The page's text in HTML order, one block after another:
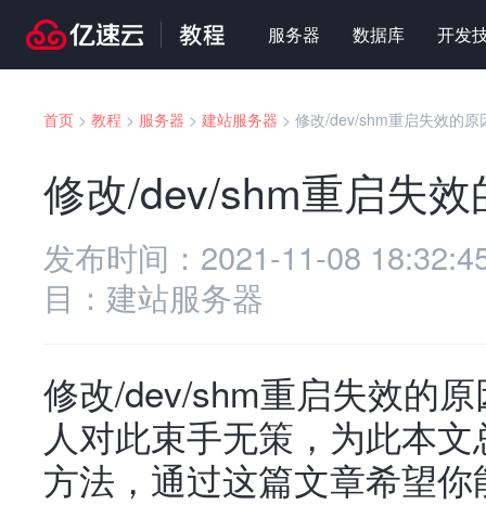
服务器 数据库 开发
首页 > 教程 > 服务器 > 建站服务器 > 修改/dev/shm重启失效的原
修改/dev/shm重启失
发布时间： 2021-11-08
目： 建站服务器
修改/dev/shm重启失效的
人对此束手无策，为此本
方法，通过这篇文章希望